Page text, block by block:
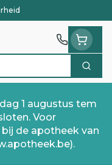
Zoek
1 augustus tem
Voor
de apotheek van